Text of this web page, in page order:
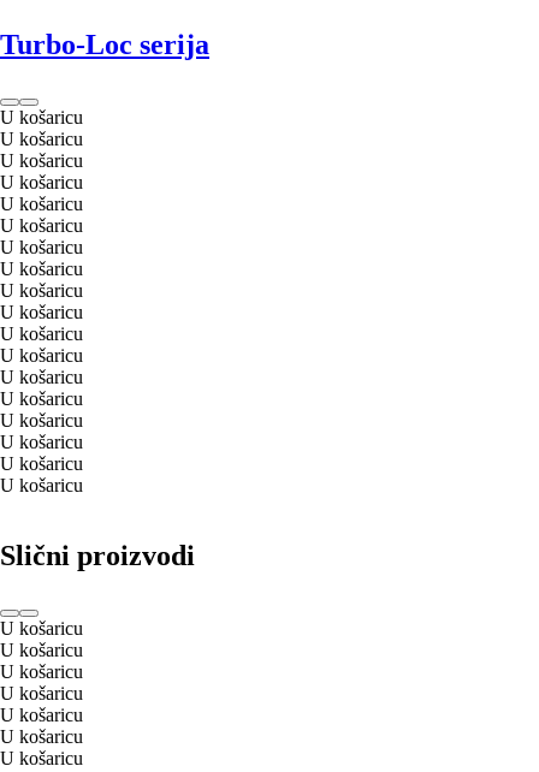
Turbo-Loc serija
U košaricu
U košaricu
U košaricu
U košaricu
U košaricu
U košaricu
U košaricu
U košaricu
U košaricu
U košaricu
U košaricu
U košaricu
U košaricu
U košaricu
U košaricu
U košaricu
U košaricu
U košaricu
Slični proizvodi
U košaricu
U košaricu
U košaricu
U košaricu
U košaricu
U košaricu
U košaricu